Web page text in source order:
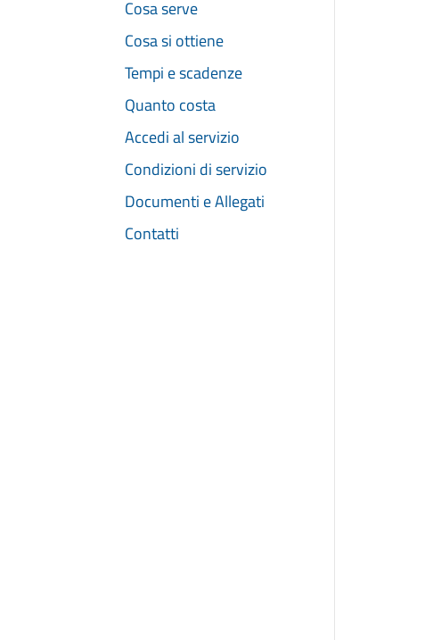
Cosa serve
Cosa si ottiene
Tempi e scadenze
Quanto costa
Accedi al servizio
Condizioni di servizio
Documenti e Allegati
Contatti